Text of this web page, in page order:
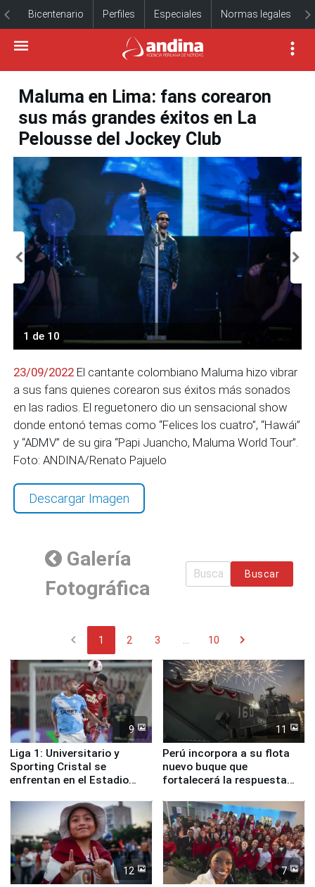
Bicentenario Perfiles Especiales Normas legales
Maluma en Lima: fans corearon
sus más grandes éxitos en La
Pelousse del Jockey Club
1 de 10
23/09/2022 El cantante colombiano Maluma hizo vibrar
a sus fans quienes corearon sus éxitos más sonados
en las radios. El reguetonero dio un sensacional show
donde entonó temas como “Felices los cuatro”, “Hawái”
y “ADMV” de su gira “Papi Juancho, Maluma World Tour”.
Foto: ANDINA/Renato Pajuelo
Descargar Imagen
Galería
Fotográfica
Buscar
chevron_left 1 2 3 10 chevron_right
9
Liga 1: Universitario y
Sporting Cristal se
enfrentan en el Estadio
11
Perú incorpora a su flota
nuevo buque que
fortalecerá la respuesta
12 7